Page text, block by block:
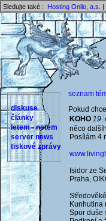
Sledujte také : Hosting Onlio, a.s. |
diskuse
články
letem - netem
server news
tiskové zprávy
seznam
Pokud
KOHO 19.
něco
Posílám 4
Isidor ze
Praha,
Kunhutina
Spor duše